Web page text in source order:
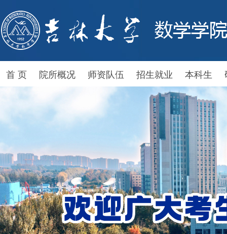
首 页 院所概况 师资队伍 招生就业 本科生